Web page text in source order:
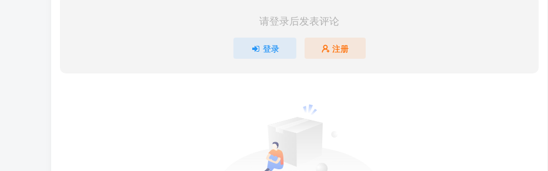
请登录后发表评论
登录 注册